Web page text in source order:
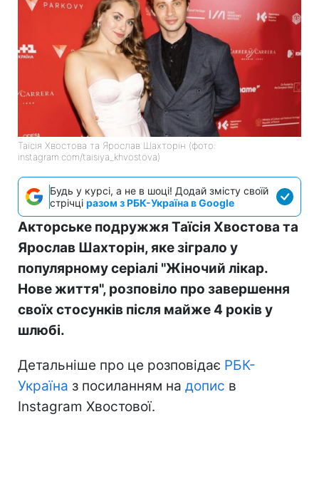
Таїсія Хвостова та Ярослав Шахторін (фото:
instagram.com/taisiya_khvostova)
Будь у курсі, а не в шоці! Додай змісту своїй
стрічці разом з РБК-Україна в Google
Акторське подружжя Таїсія Хвостова та
Ярослав Шахторін, яке зіграло у
популярному серіалі "Жіночий лікар.
Нове життя", розповіло про завершення
своїх стосунків після майже 4 років у
шлюбі.
Детальніше про це розповідає РБК-
Україна з посиланням на допис в
Instagram Хвостової.